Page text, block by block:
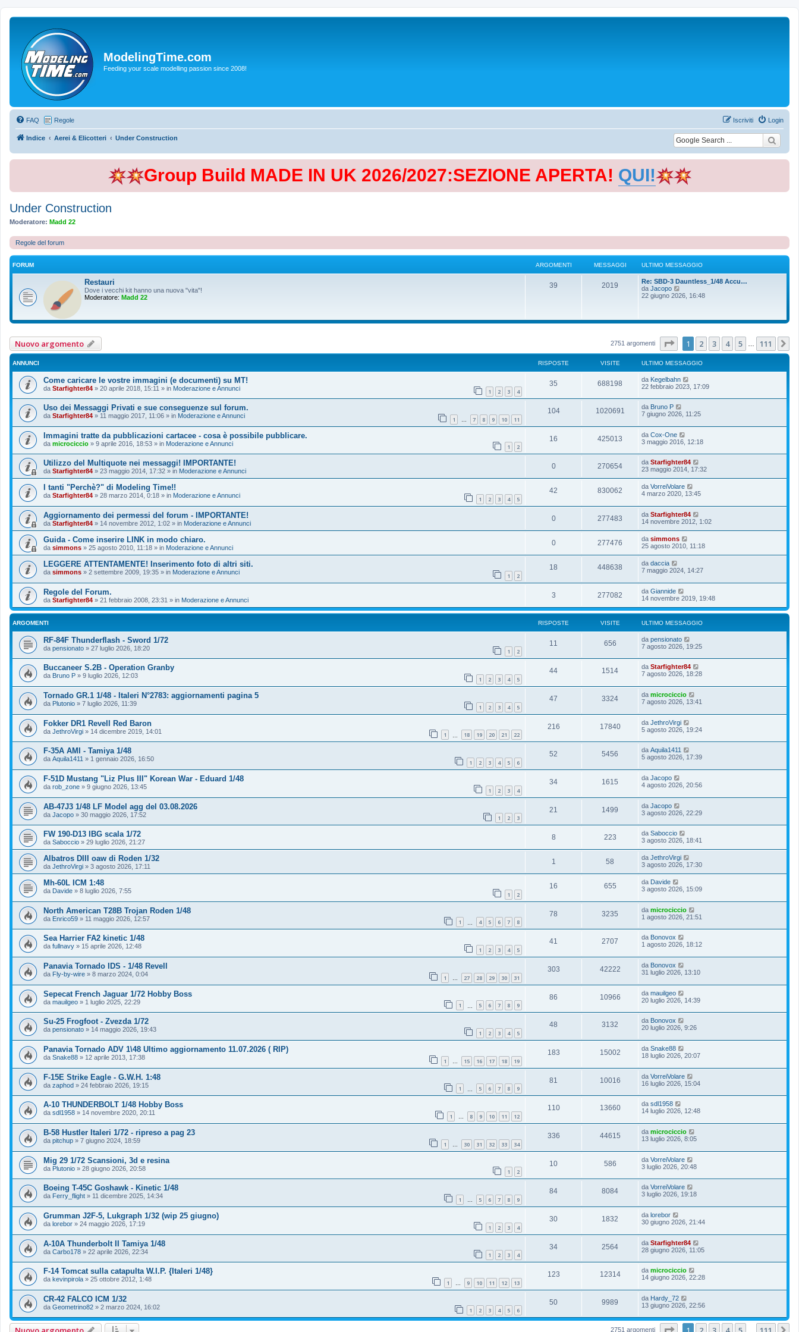
ModelingTime.com
Feeding your scale modelling passion since 2008!
FAQ Regole Login
Iscriviti
Indice Aerei & Elicotteri Under Construction
Group Build MADE IN UK 2026/2027:SEZIONE APERTA! QUI!
Under Construction
Moderatore: Madd 22
Regole del forum
FORUM ARGOMENTI MESSAGGI ULTIMO MESSAGGIO
Restauri
Dove i vecchi kit hanno una nuova "vita"!
Moderatore: Madd 22
39 2019
Re: SBD-3 Dauntless_1/48 Accu…
da Jacopo
e
l
o
e
s
s
a
g
i
o
22 giugno 2026, 16:48
Nuovo argomento 2751 argomenti Pagina di 111
1 2 3 4 5 111
ANNUNCI RISPOSTE VISITE ULTIMO MESSAGGIO
Come caricare le vostre immagini (e documenti) su MT!
da Starfighter84 » 20 aprile 2018, 15:11 » in Moderazione e Annunci 1 2 3 4
35 688198 da Kegelbahn
22 febbraio 2023, 17:09
Uso dei Messaggi Privati e sue conseguenze sul forum.
da Starfighter84 » 11 maggio 2017, 11:06 » in Moderazione e Annunci 1 … 7 8 9 10 11
104 1020691 da Bruno P
7 giugno 2026, 11:25
Immagini tratte da pubblicazioni cartacee - cosa è possibile pubblicare.
da microciccio » 9 aprile 2016, 18:53 » in Moderazione e Annunci 1 2
16 425013 da Cox-One
3 maggio 2016, 12:18
Utilizzo del Multiquote nei messaggi! IMPORTANTE!
da Starfighter84 » 23 maggio 2014, 17:32 » in Moderazione e Annunci
0 270654 da Starfighter84
23 maggio 2014, 17:32
I tanti "Perchè?" di Modeling Time!!
da Starfighter84 » 28 marzo 2014, 0:18 » in Moderazione e Annunci 1 2 3 4 5
42 830062 da VorreiVolare
4 marzo 2020, 13:45
Aggiornamento dei permessi del forum - IMPORTANTE!
da Starfighter84 » 14 novembre 2012, 1:02 » in Moderazione e Annunci
0 277483 da Starfighter84
14 novembre 2012, 1:02
Guida - Come inserire LINK in modo chiaro.
da simmons » 25 agosto 2010, 11:18 » in Moderazione e Annunci
0 277476 da simmons
25 agosto 2010, 11:18
LEGGERE ATTENTAMENTE! Inserimento foto di altri siti.
da simmons » 2 settembre 2009, 19:35 » in Moderazione e Annunci 1 2
18 448638 da daccia
7 maggio 2024, 14:27
Regole del Forum.
da Starfighter84 » 21 febbraio 2008, 23:31 » in Moderazione e Annunci
3 277082 da Giannide
14 novembre 2019, 19:48
ARGOMENTI RISPOSTE VISITE ULTIMO MESSAGGIO
RF-84F Thunderflash - Sword 1/72
da pensionato » 27 luglio 2026, 18:20 1 2
11 656 da pensionato
7 agosto 2026, 19:25
Buccaneer S.2B - Operation Granby
da Bruno P » 9 luglio 2026, 12:03 1 2 3 4 5
44 1514 da Starfighter84
7 agosto 2026, 18:28
Tornado GR.1 1/48 - Italeri N°2783: aggiornamenti pagina 5
da Plutonio » 7 luglio 2026, 11:39 1 2 3 4 5
47 3324 da microciccio
7 agosto 2026, 13:41
Fokker DR1 Revell Red Baron
da JethroVirgi » 14 dicembre 2019, 14:01 1 18 19 20 21 22
216 17840 da JethroVirgi
5 agosto 2026, 19:24
F-35A AMI - Tamiya 1/48
da Aquila1411 » 1 gennaio 2026, 16:50 1 2 3 4 5 6
52 5456 da Aquila1411
5 agosto 2026, 17:39
F-51D Mustang "Liz Plus III" Korean War - Eduard 1/48
da rob_zone » 9 giugno 2026, 13:45 1 2 3 4
34 1615 da Jacopo
4 agosto 2026, 20:56
AB-47J3 1/48 LF Model agg del 03.08.2026
da Jacopo » 30 maggio 2026, 17:52 1 2 3
21 1499 da Jacopo
3 agosto 2026, 22:29
FW 190-D13 IBG scala 1/72
da Saboccio » 29 luglio 2026, 21:27
8 223 da Saboccio
3 agosto 2026, 18:41
Albatros DIII oaw di Roden 1/32
da JethroVirgi » 3 agosto 2026, 17:11
1 58 da JethroVirgi
3 agosto 2026, 17:30
Mh-60L ICM 1:48
da Davide » 8 luglio 2026, 7:55 1 2
16 655 da Davide
3 agosto 2026, 15:09
North American T28B Trojan Roden 1/48
da Enrico59 » 11 maggio 2026, 12:57 1 4 5 6 7 8
78 3235 da microciccio
1 agosto 2026, 21:51
Sea Harrier FA2 kinetic 1/48
da fullnavy » 15 aprile 2026, 12:48 1 2 3 4 5
41 2707 da Bonovox
1 agosto 2026, 18:12
Panavia Tornado IDS - 1/48 Revell
da Fly-by-wire » 8 marzo 2024, 0:04 1 … 27 28 29 30 31
303 42222 da Bonovox
31 luglio 2026, 13:10
Sepecat French Jaguar 1/72 Hobby Boss
da mauilgeo » 1 luglio 2025, 22:29 1 5 6 7 8 9
86 10966 da mauilgeo
20 luglio 2026, 14:39
Su-25 Frogfoot - Zvezda 1/72
da pensionato » 14 maggio 2026, 19:43 1 2 3 4 5
48 3132 da Bonovox
20 luglio 2026, 9:26
Panavia Tornado ADV 1\48 Ultimo aggiornamento 11.07.2026 ( RIP)
da Snake88 » 12 aprile 2013, 17:38 1 … 15 16 17 18 19
183 15002 da Snake88
18 luglio 2026, 20:07
F-15E Strike Eagle - G.W.H. 1:48
da zaphod » 24 febbraio 2026, 19:15 1 5 6 7 8 9
81 10016 da VorreiVolare
16 luglio 2026, 15:04
A-10 THUNDERBOLT 1/48 Hobby Boss
da sdl1958 » 14 novembre 2020, 20:11 1 … 8 9 10 11 12
110 13660 da sdl1958
14 luglio 2026, 12:48
B-58 Hustler Italeri 1/72 - ripreso a pag 23
da pitchup » 7 giugno 2024, 18:59 1 … 30 31 32 33 34
336 44615 da microciccio
13 luglio 2026, 8:05
Mig 29 1/72 Scansioni, 3d e resina
da Plutonio » 28 giugno 2026, 20:58 1 2
10 586 da VorreiVolare
3 luglio 2026, 20:48
Boeing T-45C Goshawk - Kinetic 1/48
da Ferry_flight » 11 dicembre 2025, 14:34 1 … 5 6 7 8 9
84 8084 da VorreiVolare
3 luglio 2026, 19:18
Grumman J2F-5, Lukgraph 1/32 (wip 25 giugno)
da lorebor » 24 maggio 2026, 17:19 1 2 3 4
30 1832 da lorebor
30 giugno 2026, 21:44
A-10A Thunderbolt II Tamiya 1/48
da Carbo178 » 22 aprile 2026, 22:34 1 2 3 4
34 2564 da Starfighter84
28 giugno 2026, 11:05
F-14 Tomcat sulla catapulta W.I.P. {Italeri 1/48}
da kevinpirola » 25 ottobre 2012, 1:48 1 … 9 10 11 12 13
123 12314 da microciccio
14 giugno 2026, 22:28
CR-42 FALCO ICM 1/32
da Geometrino82 » 2 marzo 2024, 16:02 1 2 3 4 5 6
50 9989 da Hardy_72
13 giugno 2026, 22:56
2751 argomenti